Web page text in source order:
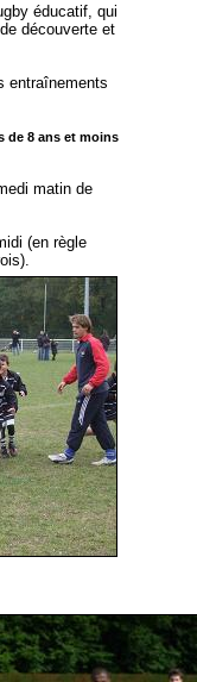
éducatif, qui
découverte et
entraînements
de 8 ans et moins
matin de
(en règle